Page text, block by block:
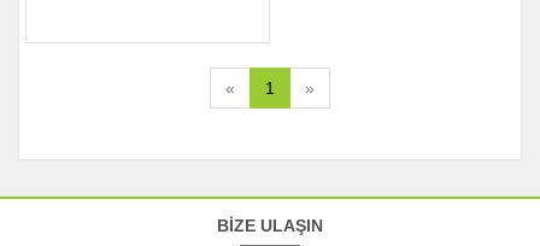
« 1 »
BİZE ULAŞIN